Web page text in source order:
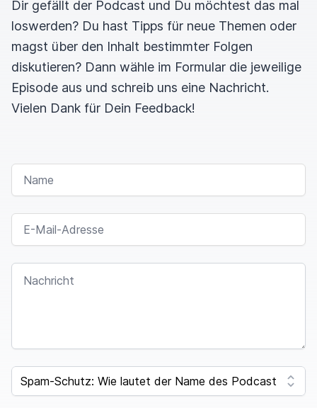
Dir gefällt der Podcast und Du möchtest das mal
loswerden? Du hast Tipps für neue Themen oder
magst über den Inhalt bestimmter Folgen
diskutieren? Dann wähle im Formular die jeweilige
Episode aus und schreib uns eine Nachricht.
Vielen Dank für Dein Feedback!
NAME
E-MAIL-ADRESSE
NACHRICHT
F
O
SPAM CAPTCHA